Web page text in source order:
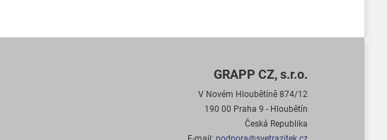
GRAPP CZ, s.r.o.
V Novém Hloubětíně 874/12
190 00 Praha 9 - Hloubětín
Česká Republika